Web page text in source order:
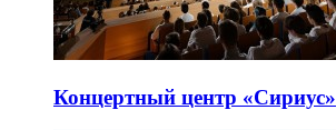
Концертный центр «Сириус»